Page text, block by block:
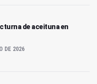
de aceituna en
DE 2026